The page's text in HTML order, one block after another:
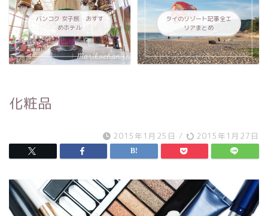
バンコク 女子旅 おすす
めホテル
タイのリゾート記事全エ
リアまとめ
化粧品
2015年1月25日 / 2015年1月27日